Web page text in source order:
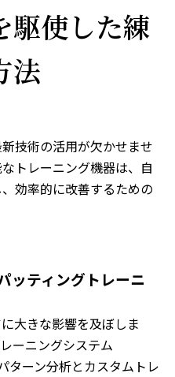
駆使した練
法
技術の活用が欠かせませ
トレーニング機器は、自
効率的に改善するための
ッティングトレーニ
大きな影響を及ぼしま
ーニングシステム
ターン分析とカスタムトレ